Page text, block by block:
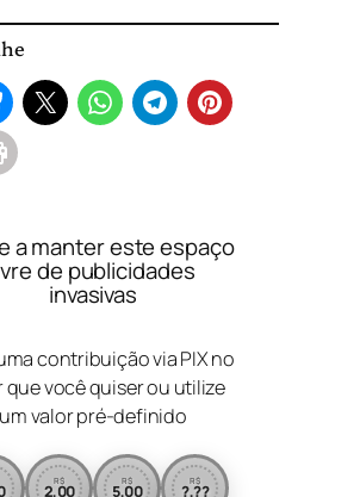
a manter este espaço
de publicidades
invasivas
contribuição via PIX no
que você quiser ou utilize
um valor pré-definido
R$
2,00
R$
5,00
R$
?,??